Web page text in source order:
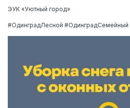
ЭУК «Уютный город»
#ОдинградЛесной #ОдинградСемейный